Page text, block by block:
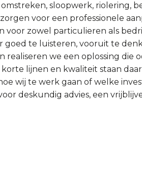
sloopwerk, riolering,
voor een professionele
zowel particulieren als
goed te luisteren, vooruit te
we een oplossing die
lijnen en kwaliteit staan
wij te werk gaan of welke
deskundig advies, een